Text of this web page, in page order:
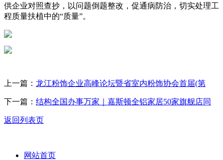
供企业对照查抄，以问题倒题整改，促通病防治，切实处理工
程质量扶植中的“质量”。
上一篇： 龙江粉饰企业高峰论坛暨省室内粉饰协会首届(第
下一篇： 结构全国办事万家｜嘉斯顿全铝家居50家旗舰店同
返回列表页
网站首页